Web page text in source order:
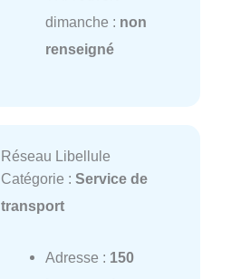
dimanche : non
renseigné
Réseau Libellule
Catégorie : Service de
transport
Adresse : 150